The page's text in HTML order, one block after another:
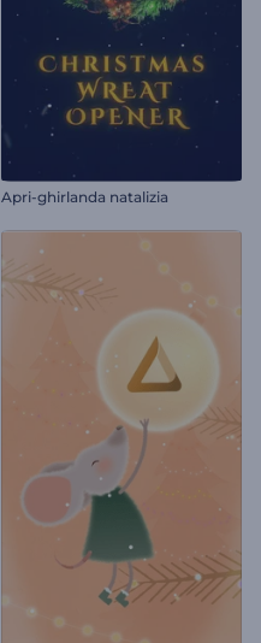
Apri-ghirlanda natalizia